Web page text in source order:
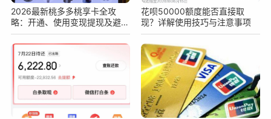
2026最新桃多多桃享卡全攻
略：开通、使用变现提现及避坑
指南
花呗50000额度能否直接取
现？详解使用技巧与注意事项